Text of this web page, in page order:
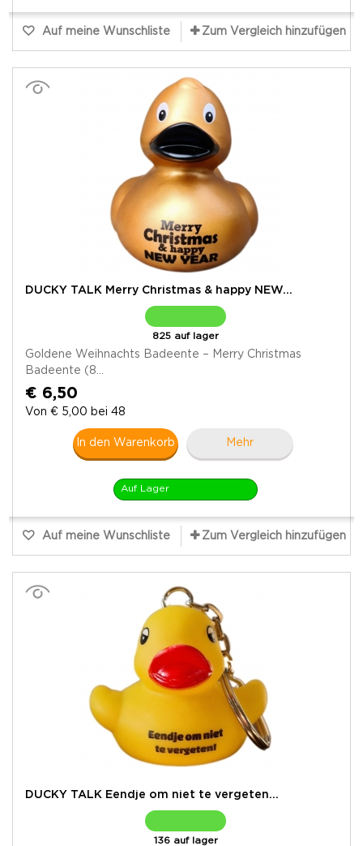
Auf meine Wunschliste Zum Vergleich hinzufügen
DUCKY TALK Merry Christmas & happy NEW...
825 auf lager
Goldene Weihnachts Badeente – Merry Christmas
Badeente (8...
€ 6,50
Von € 5,00 bei 48
In den Warenkorb Mehr
Auf Lager
Auf meine Wunschliste Zum Vergleich hinzufügen
DUCKY TALK Eendje om niet te vergeten...
136 auf lager